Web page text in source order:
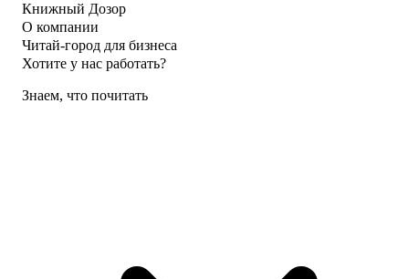
Книжный Дозор
О компании
Читай-город для бизнеса
Хотите у нас работать?
Знаем, что почитать